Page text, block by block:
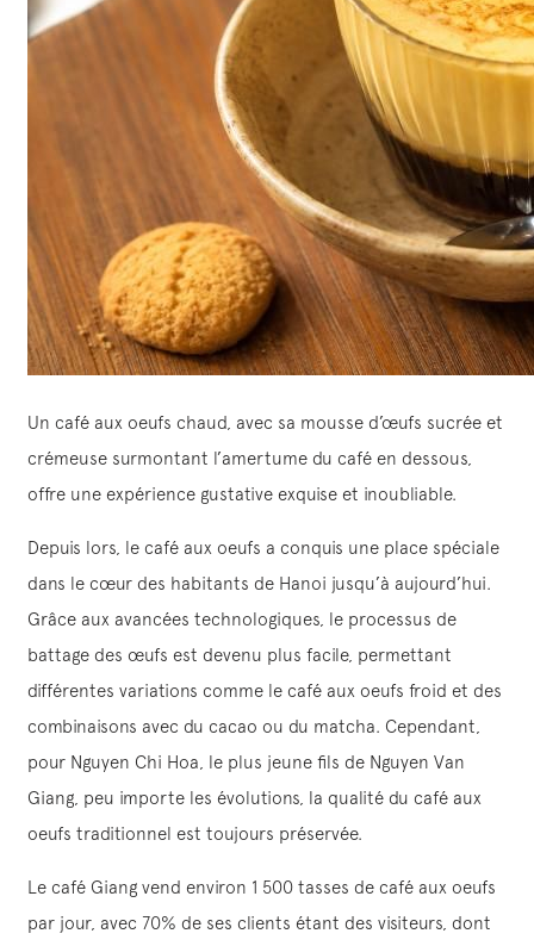
Un café aux oeufs chaud, avec sa mousse d’œufs sucrée et
crémeuse surmontant l’amertume du café en dessous,
offre une expérience gustative exquise et inoubliable.
Depuis lors, le café aux oeufs a conquis une place spéciale
dans le cœur des habitants de Hanoi jusqu’à aujourd’hui.
Grâce aux avancées technologiques, le processus de
battage des œufs est devenu plus facile, permettant
différentes variations comme le café aux oeufs froid et des
combinaisons avec du cacao ou du matcha. Cependant,
pour Nguyen Chi Hoa, le plus jeune fils de Nguyen Van
Giang, peu importe les évolutions, la qualité du café aux
oeufs traditionnel est toujours préservée.
Le café Giang vend environ 1 500 tasses de café aux oeufs
par jour, avec 70% de ses clients étant des visiteurs, dont